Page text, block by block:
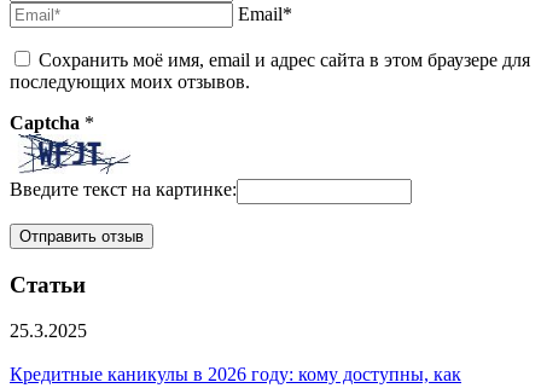
Email*
Сохранить моё имя, email и адрес сайта в этом браузере для
последующих моих отзывов.
Captcha *
Введите текст на картинке:
Статьи
25.3.2025
Кредитные каникулы в 2026 году: кому доступны, как